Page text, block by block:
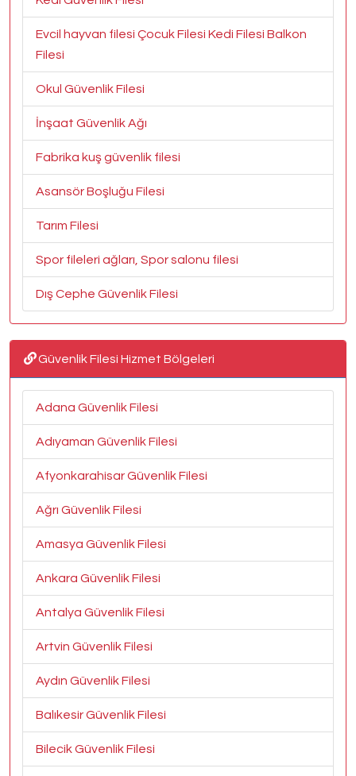
Evcil hayvan filesi Çocuk Filesi Kedi Filesi Balkon
Filesi
Okul Güvenlik Filesi
İnşaat Güvenlik Ağı
Fabrika kuş güvenlik filesi
Asansör Boşluğu Filesi
Tarım Filesi
Spor fileleri ağları, Spor salonu filesi
Dış Cephe Güvenlik Filesi
Güvenlik Filesi Hizmet Bölgeleri
Adana Güvenlik Filesi
Adıyaman Güvenlik Filesi
Afyonkarahisar Güvenlik Filesi
Ağrı Güvenlik Filesi
Amasya Güvenlik Filesi
Ankara Güvenlik Filesi
Antalya Güvenlik Filesi
Artvin Güvenlik Filesi
Aydın Güvenlik Filesi
Balıkesir Güvenlik Filesi
Bilecik Güvenlik Filesi